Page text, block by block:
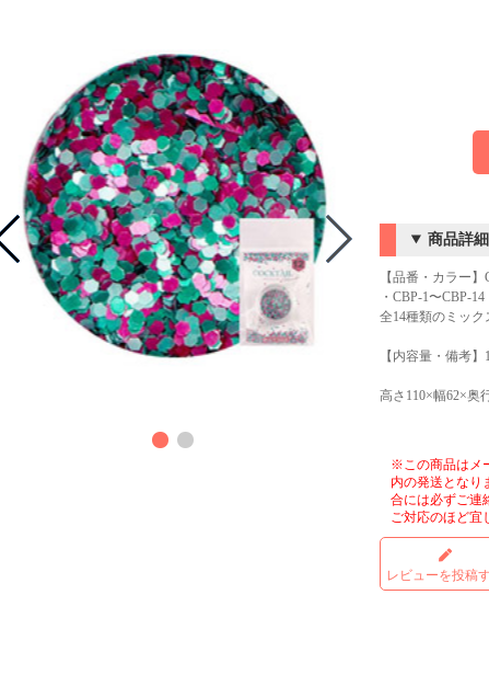
商品詳細
【品番・カラー】
・CBP-1〜CBP-14
全14種類のミック
【内容量・備考】
高さ110×幅62×奥
※この商品はメ
内の発送となり
合には必ずご連
ご対応のほど宜
レビューを投稿